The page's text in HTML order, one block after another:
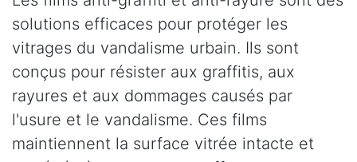
solutions efficaces pour protéger les
vitrages du vandalisme urbain. Ils sont
conçus pour résister aux graffitis, aux
rayures et aux dommages causés par
l'usure et le vandalisme. Ces films
maintiennent la surface vitrée intacte et